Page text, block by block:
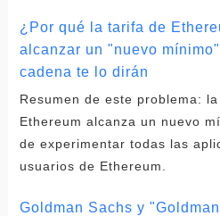
¿Por qué la tarifa de
alcanzar un "nuevo
cadena te lo dirán
Resumen de este problema:
Ethereum alcanza un nuevo
de experimentar todas las
usuarios de Ethereum.
Goldman Sachs y